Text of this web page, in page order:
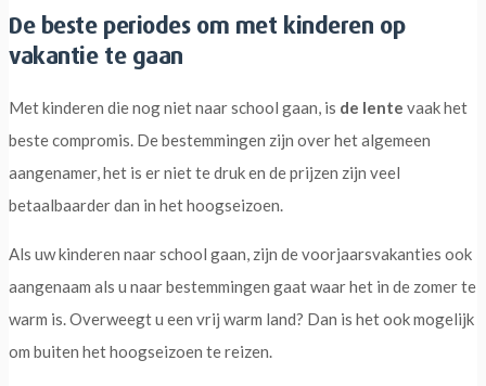
De beste periodes om met kinderen op
vakantie te gaan
Met kinderen die nog niet naar school gaan, is de lente vaak het
beste compromis. De bestemmingen zijn over het algemeen
aangenamer, het is er niet te druk en de prijzen zijn veel
betaalbaarder dan in het hoogseizoen.
Als uw kinderen naar school gaan, zijn de voorjaarsvakanties ook
aangenaam als u naar bestemmingen gaat waar het in de zomer te
warm is. Overweegt u een vrij warm land? Dan is het ook mogelijk
om buiten het hoogseizoen te reizen.